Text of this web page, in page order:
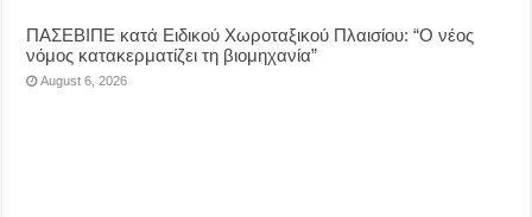
ΠΑΣΕΒΙΠΕ κατά Ειδικού Χωροταξικού Πλαισίου: “Ο νέος
νόμος κατακερματίζει τη βιομηχανία”
August 6, 2026